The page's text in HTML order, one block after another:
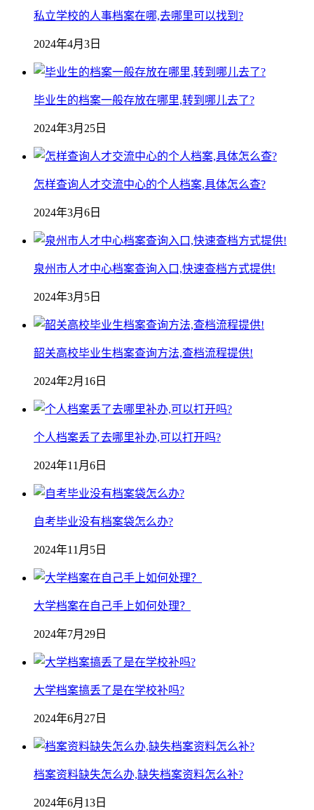
私立学校的人事档案在哪,去哪里可以找到?
2024年4月3日
毕业生的档案一般存放在哪里,转到哪儿去了?
2024年3月25日
怎样查询人才交流中心的个人档案,具体怎么查?
2024年3月6日
泉州市人才中心档案查询入口,快速查档方式提供!
2024年3月5日
韶关高校毕业生档案查询方法,查档流程提供!
2024年2月16日
个人档案丢了去哪里补办,可以打开吗?
2024年11月6日
自考毕业没有档案袋怎么办?
2024年11月5日
大学档案在自己手上如何处理？
2024年7月29日
大学档案搞丢了是在学校补吗?
2024年6月27日
档案资料缺失怎么办,缺失档案资料怎么补?
2024年6月13日